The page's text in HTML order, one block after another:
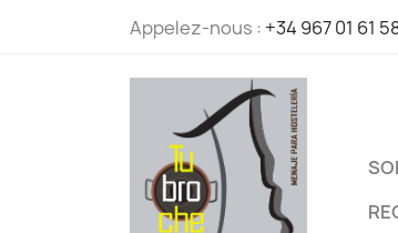
Appelez-nous : +34 967 01 61